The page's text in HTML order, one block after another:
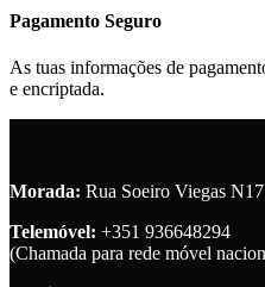
Pagamento Seguro
As tuas informações de
e encriptada.
Morada: Rua Soeiro Viegas
Telemóvel: +351 936648294
(Chamada para rede móvel